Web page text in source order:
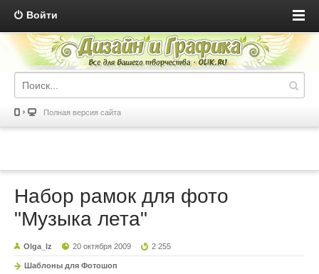
Войти
Полная версия сайта
Набор рамок для фото
"Музыка лета"
Olga_lz 20 октября 2009 2 255
Шаблоны для Фотошоп